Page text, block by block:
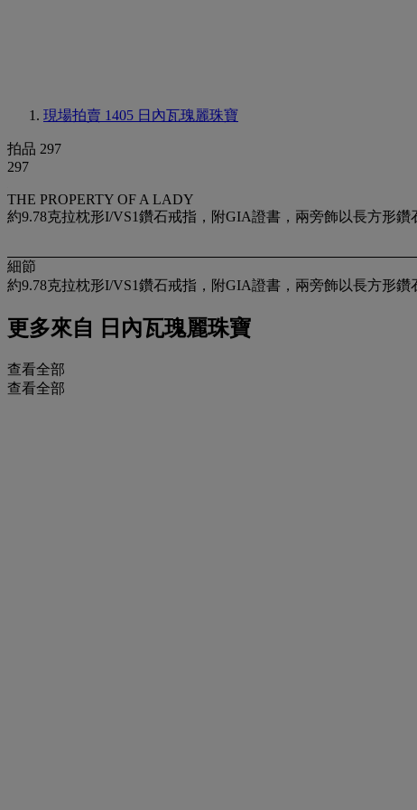
現場拍賣 1405 日內瓦瑰麗珠寶
拍品 297
297
THE PROPERTY OF A LADY
約9.78克拉枕形I/VS1鑽石戒指，附GIA證書，兩旁飾以長方形鑽
細節
約9.78克拉枕形I/VS1鑽石戒指，附GIA證書，兩旁飾以長方形鑽
更多來自 日內瓦瑰麗珠寶
查看全部
查看全部